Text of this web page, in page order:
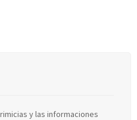
y las informaciones